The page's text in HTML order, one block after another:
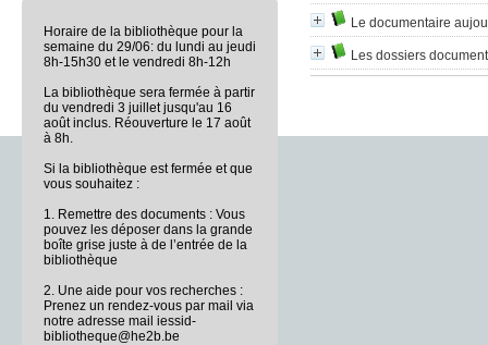
Le documentaire
Les dossiers
Horaire de la bibliothèque pour la
semaine du 29/06: du lundi au jeudi
8h-15h30 et le vendredi 8h-12h
La bibliothèque sera fermée à partir
du vendredi 3 juillet jusqu'au 16
août inclus. Réouverture le 17 août
à 8h.
Si la bibliothèque est fermée et que
vous souhaitez :
1. Remettre des documents : Vous
pouvez les déposer dans la grande
boîte grise juste à de l’entrée de la
bibliothèque
2. Une aide pour vos recherches :
Prenez un rendez-vous par mail via
notre adresse mail iessid-
bibliotheque@he2b.be